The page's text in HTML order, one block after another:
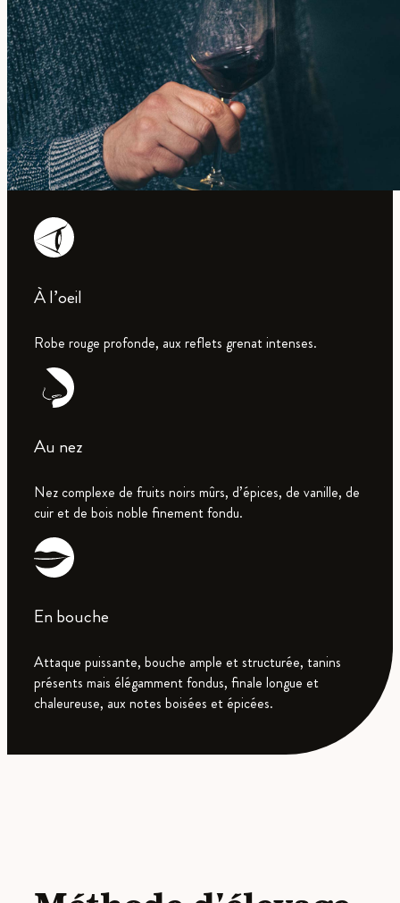
À l’oeil
Robe rouge profonde, aux reflets grenat intenses.
Au nez
Nez complexe de fruits noirs mûrs, d’épices, de vanille, de
cuir et de bois noble finement fondu.
En bouche
Attaque puissante, bouche ample et structurée, tanins
présents mais élégamment fondus, finale longue et
chaleureuse, aux notes boisées et épicées.